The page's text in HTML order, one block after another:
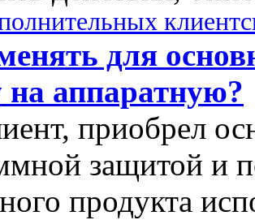
для
на аппаратную?
приобрел
защитой и
продукта